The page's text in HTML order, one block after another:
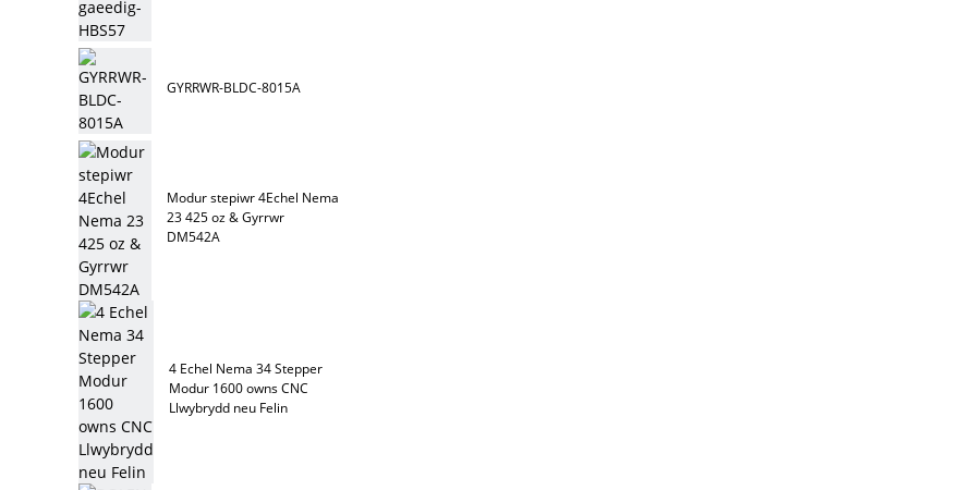
GYRRWR-BLDC-8015A
Modur stepiwr 4Echel Nema
23 425 oz & Gyrrwr
DM542A
4 Echel Nema 34 Stepper
Modur 1600 owns CNC
Llwybrydd neu Felin